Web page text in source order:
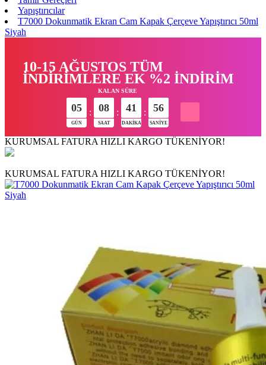
Yapıştırıcılar
T7000 Dokunmatik Ekran Cam Kapak Çerçeve Yapıştırıcı 50ml
Siyah
10-15 AĞUSTOS TÜM
İNDİRİMLERE EK %2 İNDİRİM
KALAN SÜRE
05
GÜN
: 08
SAAT
: 41
DAKIKA
: 55
SANIYE
KURUMSAL FATURA HIZLI KARGO TÜKENİYOR!
KURUMSAL FATURA HIZLI KARGO TÜKENİYOR!